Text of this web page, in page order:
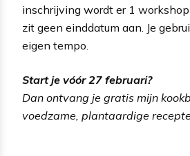
inschrijving wordt er 1
zit geen einddatum aan. Je
eigen tempo.
Start je vóór 27 februari?
Dan ontvang je gratis mijn
voedzame, plantaardige